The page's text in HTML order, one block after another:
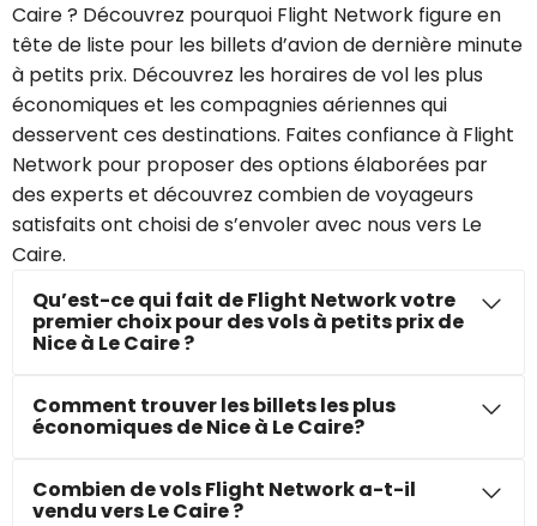
Caire ? Découvrez pourquoi Flight Network figure en
tête de liste pour les billets d’avion de dernière minute
à petits prix. Découvrez les horaires de vol les plus
économiques et les compagnies aériennes qui
desservent ces destinations. Faites confiance à Flight
Network pour proposer des options élaborées par
des experts et découvrez combien de voyageurs
satisfaits ont choisi de s’envoler avec nous vers Le
Caire.
Qu’est-ce qui fait de Flight Network votre
premier choix pour des vols à petits prix de
Nice à Le Caire ?
Comment trouver les billets les plus
économiques de Nice à Le Caire?
Combien de vols Flight Network a-t-il
vendu vers Le Caire ?